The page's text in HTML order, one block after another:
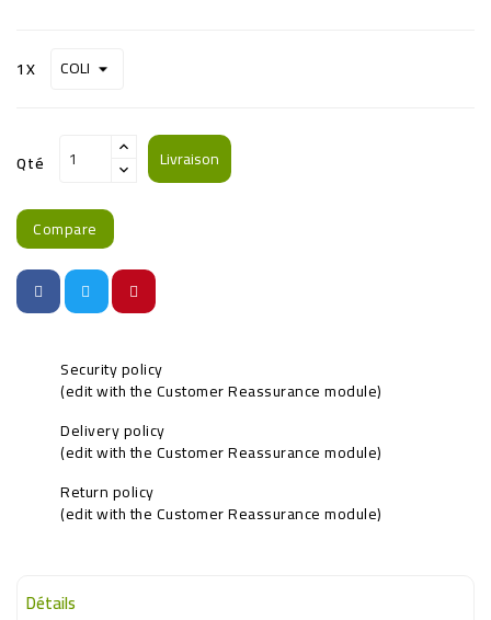
1X
Qté Livraison
Compare
Security policy
(edit with the Customer Reassurance module)
Delivery policy
(edit with the Customer Reassurance module)
Return policy
(edit with the Customer Reassurance module)
Détails